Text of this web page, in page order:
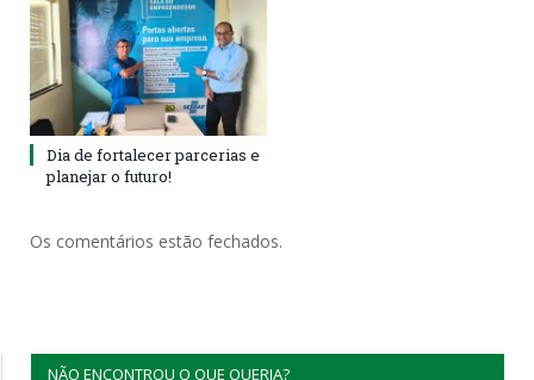
Dia de fortalecer parcerias e
planejar o futuro!
Os comentários estão fechados.
NÃO ENCONTROU O QUE QUERIA?